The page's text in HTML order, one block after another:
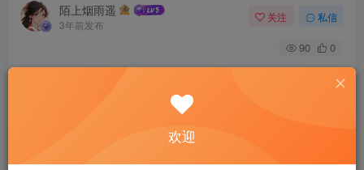
陌上烟雨遥
3年前发布
关注 私信
90 0
旗下网站，专注 NAS 知识分享。本
文由小四 NAS 原创，如需转载，请注明出处。
欢迎